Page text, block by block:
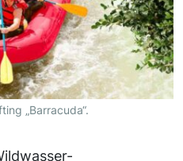
„Barracuda“.